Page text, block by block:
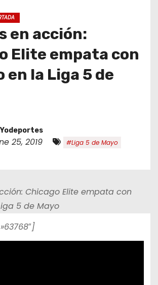
en acción:
Elite empata con
en la Liga 5 de
Yodeportes
25, 2019 #Liga 5 de Mayo